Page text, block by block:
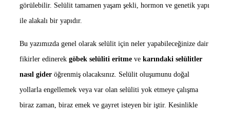
görülebilir. Selülit tamamen yaşam şekli, hormon ve genetik yapı
ile alakalı bir yapıdır.
Bu yazımızda genel olarak selülit için neler yapabileceğinize dair
fikirler edinerek göbek selüliti eritme ve karındaki selülitler
nasıl gider öğrenmiş olacaksınız. Selülit oluşumunu doğal
yollarla engellemek veya var olan selüliti yok etmeye çalışma
biraz zaman, biraz emek ve gayret isteyen bir iştir. Kesinlikle